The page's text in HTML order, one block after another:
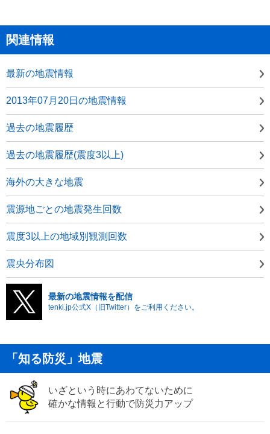
関連情報
最新の地震情報
2013年07月20日の地震情報
過去の地震履歴
過去の地震履歴(震度3以上)
海外の大きな地震
震源地ごとの地震発生回数
震度3以上の地域別観測回数
震央分布図
最新の地震情報を配信
tenki.jp公式X（旧Twitter）をご利用ください。
「知る防災」地震
いざという時にあわてないために
確かな情報と行動で防災力アップ